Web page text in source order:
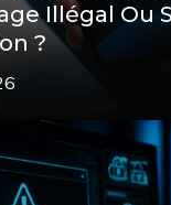
Illégal Ou
?